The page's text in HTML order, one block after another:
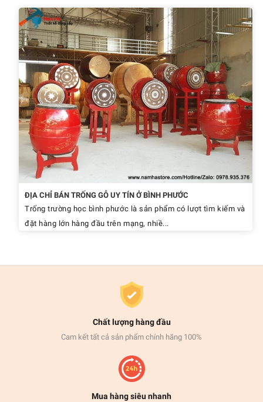
ĐỊA CHỈ BÁN TRỐNG GỖ UY TÍN Ở BÌNH PHƯỚC
Trống trường học bình phước là sản phẩm có lượt tìm kiếm và
đặt hàng lớn hàng đầu trên mạng, nhiề...
Chất lượng hàng đầu
Cam kết tất cả sản phẩm chính hãng 100%
Mua hàng siêu nhanh